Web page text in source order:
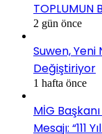
TOPLUMUN
2 gün önce
Suwen, Yeni
Değiştiriyor
1 hafta önce
MİG
Mesajı: “111